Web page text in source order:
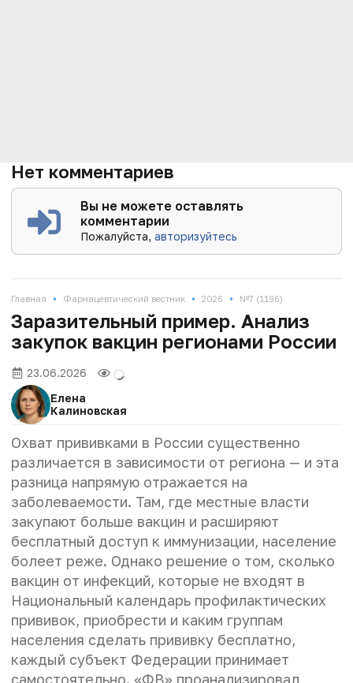
Нет комментариев
Вы не можете оставлять
комментарии
Пожалуйста,авторизуйтесь
Главная • Фармацевтический вестник • 2026 • №7 (1196)
Заразительный пример. Анализ
закупок вакцин регионами России
23.06.2026
Елена
Калиновская
Охват прививками в России существенно
различается в зависимости от региона — и эта
разница напрямую отражается на
заболеваемости. Там, где местные власти
закупают больше вакцин и расширяют
бесплатный доступ к иммунизации, население
болеет реже. Однако решение о том, сколько
вакцин от инфекций, которые не входят в
Национальный календарь профилактических
прививок, приобрести и каким группам
населения сделать прививку бесплатно,
каждый субъект Федерации принимает
самостоятельно. «ФВ» проанализировал